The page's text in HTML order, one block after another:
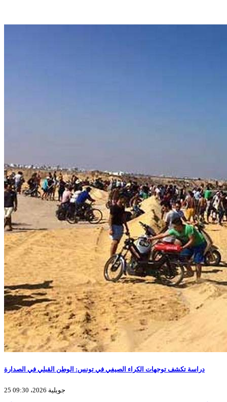
دراسة تكشف توجهات الكراء الصيفي في تونس: الوطن القبلي في الصدارة
25 جويلية 2026، 09:30